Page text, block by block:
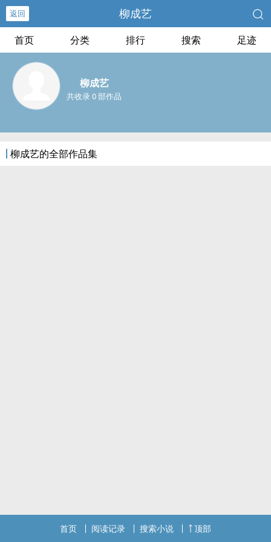
返回 柳成艺
首页 分类 排行 搜索 足迹
柳成艺
共收录 0 部作品
柳成艺的全部作品集
首页 阅读记录 搜索小说 顶部